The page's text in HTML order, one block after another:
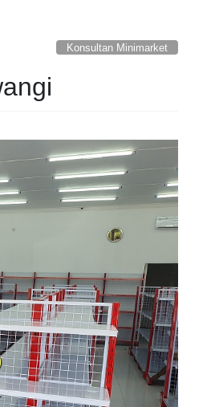
Konsultan Minimarket